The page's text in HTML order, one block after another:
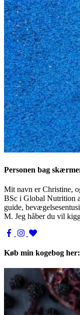
Personen bag
Mit navn er Christine,
BSc i Global Nutrition
guide,
M. Jeg håber du vil
Køb min kogebog her: